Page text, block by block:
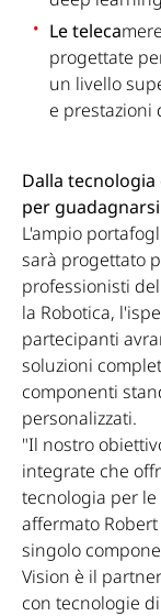
Le telecamere
progettate
un livello
e prestazioni
Dalla
per
L'ampio
sarà progettato
professionisti
la Robotica,
partecipanti
soluzioni
componenti
personalizzati.
"Il nostro
integrate che
tecnologia per
affermato
singolo
Vision è il
con tecnologie